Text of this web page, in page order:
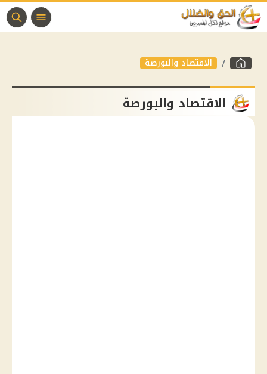
الاقتصاد والبورصة
الاقتصاد والبورصة